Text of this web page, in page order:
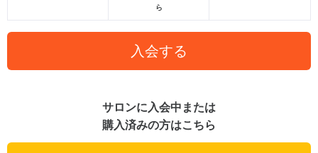
ら
入会する
サロンに入会中または
購入済みの方はこちら